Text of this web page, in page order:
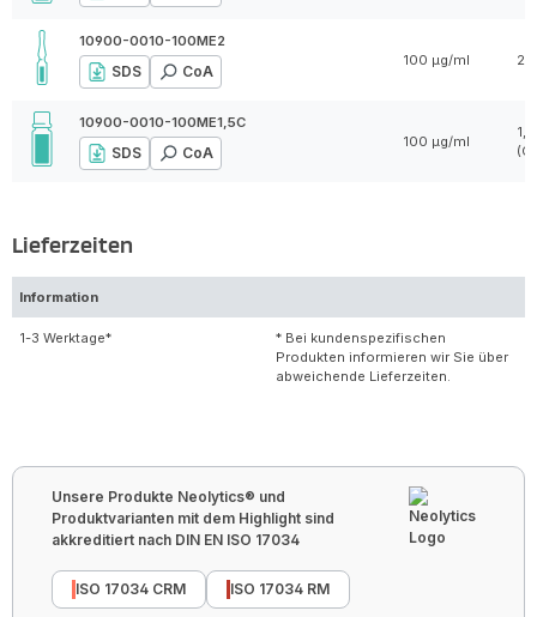
10900-0010-100ME2
SDS CoA
100 µg/ml 2
10900-0010-100ME1,5C
SDS CoA
100 µg/ml
Lieferzeiten
Information
1-3 Werktage*
* Bei kundenspezifischen
Produkten informieren wir Sie über
abweichende Lieferzeiten.
Unsere Produkte Neolytics® und
Produktvarianten mit dem Highlight sind
akkreditiert nach DIN EN ISO 17034
ISO 17034 CRM ISO 17034 RM